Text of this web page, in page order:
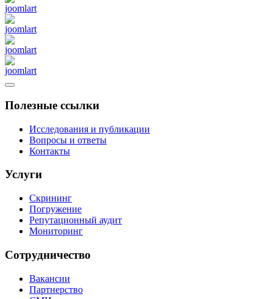
Полезные ссылки
Исследования и публикации
Вопросы и ответы
Контакты
Услуги
Скрининг
Погружение
Репутационный аудит
Мониторинг
Сотрудничество
Вакансии
Партнерство